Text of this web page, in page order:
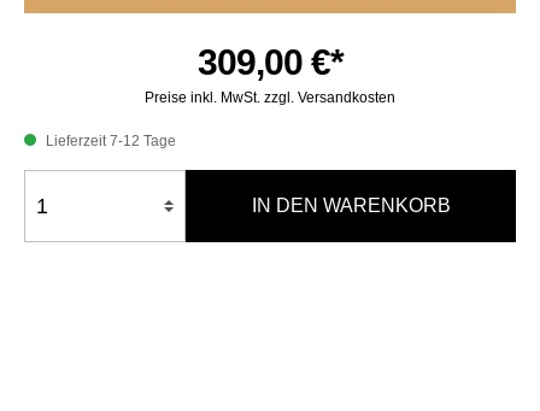
309,00 €*
Preise inkl. MwSt. zzgl. Versandkosten
Lieferzeit 7-12 Tage
IN DEN WARENKORB